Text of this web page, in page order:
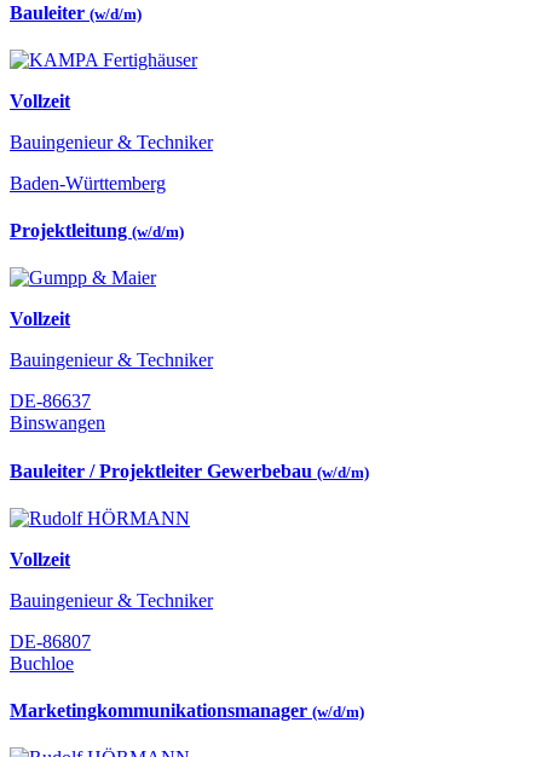
Bauleiter (w/d/m)
Vollzeit
Bauingenieur & Techniker
Baden-Württemberg
Projektleitung (w/d/m)
Vollzeit
Bauingenieur & Techniker
DE-86637
Binswangen
Bauleiter / Projektleiter Gewerbebau (w/d/m)
Vollzeit
Bauingenieur & Techniker
DE-86807
Buchloe
Marketingkommunikationsmanager (w/d/m)